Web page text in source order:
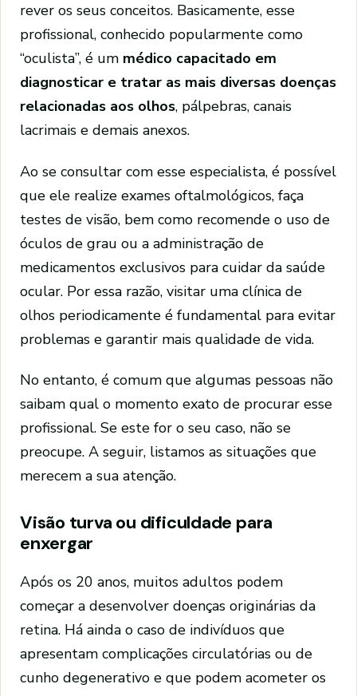
rever os seus conceitos. Basicamente, esse
profissional, conhecido popularmente como
“oculista”, é um médico capacitado em
diagnosticar e tratar as mais diversas doenças
relacionadas aos olhos, pálpebras, canais
lacrimais e demais anexos.
Ao se consultar com esse especialista, é possível
que ele realize exames oftalmológicos, faça
testes de visão, bem como recomende o uso de
óculos de grau ou a administração de
medicamentos exclusivos para cuidar da saúde
ocular. Por essa razão, visitar uma clínica de
olhos periodicamente é fundamental para evitar
problemas e garantir mais qualidade de vida.
No entanto, é comum que algumas pessoas não
saibam qual o momento exato de procurar esse
profissional. Se este for o seu caso, não se
preocupe. A seguir, listamos as situações que
merecem a sua atenção.
Visão turva ou dificuldade para
enxergar
Após os 20 anos, muitos adultos podem
começar a desenvolver doenças originárias da
retina. Há ainda o caso de indivíduos que
apresentam complicações circulatórias ou de
cunho degenerativo e que podem acometer os